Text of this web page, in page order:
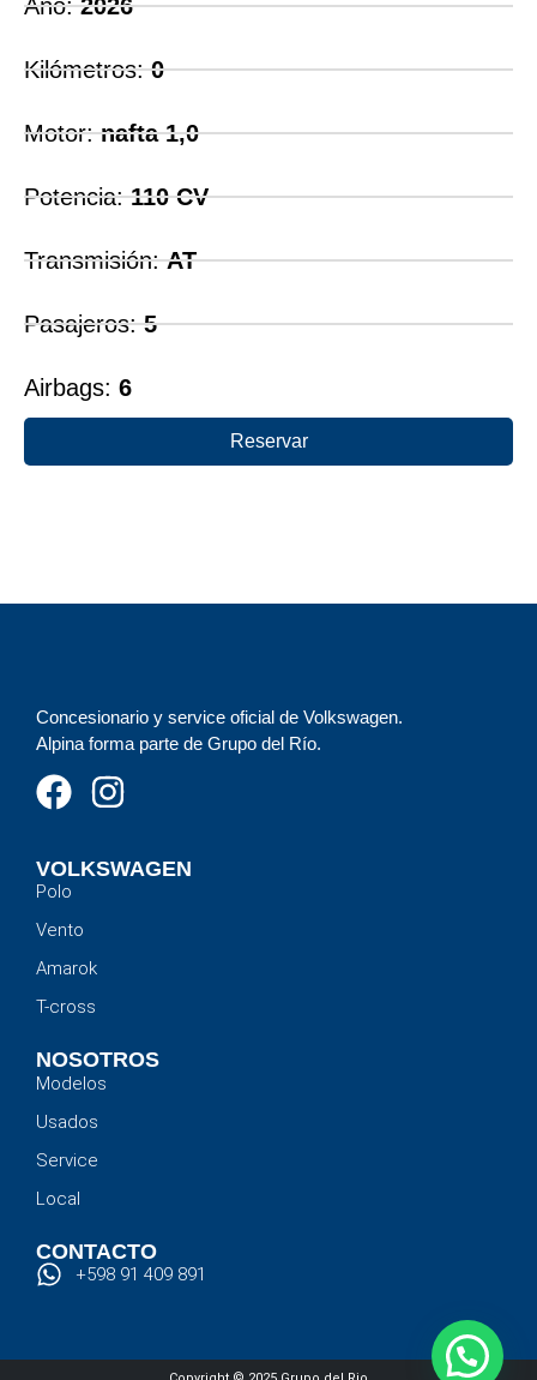
Año:2026
Kilómetros:0
Motor:nafta 1,0
Potencia:110 CV
Transmisión:AT
Pasajeros:5
Airbags: 6
Reservar
Concesionario y service oficial de Volkswagen.
Alpina forma parte de Grupo del Río.
VOLKSWAGEN
Polo
Vento
Amarok
T-cross
NOSOTROS
Modelos
Usados
Service
Local
CONTACTO
+598 91 409 891